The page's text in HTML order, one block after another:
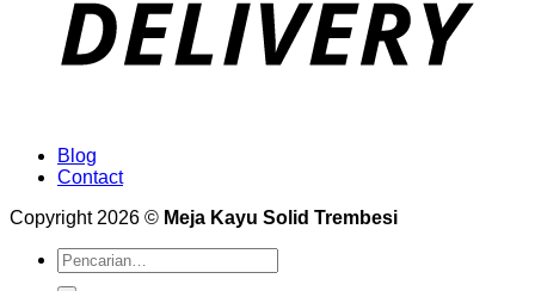
Blog
Contact
Copyright 2026 © Meja Kayu Solid Trembesi
Pencarian
untuk: